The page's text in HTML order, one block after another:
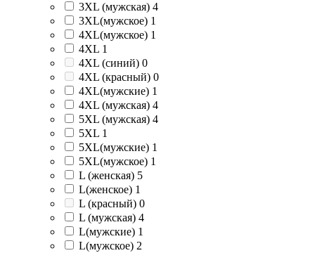
3XL (мужская) 4
3XL(мужское) 1
4XL(мужское) 1
4XL 1
4XL (синий) 0
4XL (красный) 0
4XL(мужские) 1
4XL (мужская) 4
5XL (мужская) 4
5XL 1
5XL(мужские) 1
5XL(мужское) 1
L (женская) 5
L(женское) 1
L (красный) 0
L (мужская) 4
L(мужские) 1
L(мужское) 2